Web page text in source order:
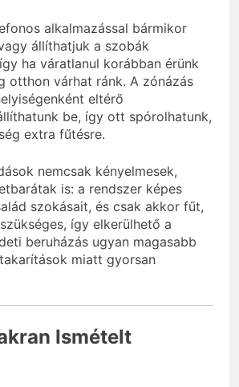
alkalmazással bármikor
állíthatjuk a szobák
ha váratlanul korábban érünk
otthon várhat ránk. A zónázás
eltérő
be, így ott spórolhatunk,
extra fűtésre.
nemcsak kényelmesek,
is: a rendszer képes
szokásait, és csak akkor fűt,
így elkerülhető a
beruházás ugyan magasabb
miatt gyorsan
Ismételt